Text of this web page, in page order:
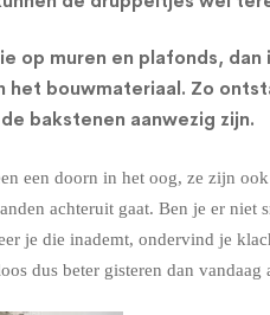
op muren en plafonds,
het bouwmateriaal. Zo
bakstenen aanwezig zijn.
een doorn in het oog, ze zijn
achteruit gaat. Ben je er
je die inademt, ondervind je
dus beter gisteren dan vandaag